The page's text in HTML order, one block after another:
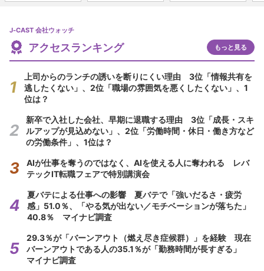
J-CAST 会社ウォッチ
アクセスランキング もっと見る
上司からのランチの誘いを断りにくい理由 3位「情報共有を
逃したくない」、2位「職場の雰囲気を悪くしたくない」、1
位は？
新卒で入社した会社、早期に退職する理由 3位「成長・スキ
ルアップが見込めない」、2位「労働時間・休日・働き方など
の労働条件」、1位は？
AIが仕事を奪うのではなく、AIを使える人に奪われる レバ
テックIT転職フェアで特別講演会
夏バテによる仕事への影響 夏バテで「強いだるさ・疲労
感」51.0％、「やる気が出ない／モチベーションが落ちた」
40.8％ マイナビ調査
29.3％が「バーンアウト（燃え尽き症候群）」を経験 現在
バーンアウトである人の35.1％が「勤務時間が長すぎる」
マイナビ調査